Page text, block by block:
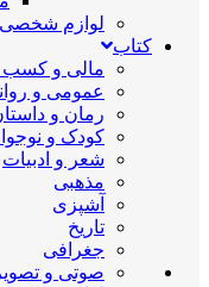
لوازم
کتاب
مالی و کسب
عمومی و
رمان و
کودک و
شعر و ادبیات
مذهبی
آشپزی
تاریخ
جغرافی
صوتی و